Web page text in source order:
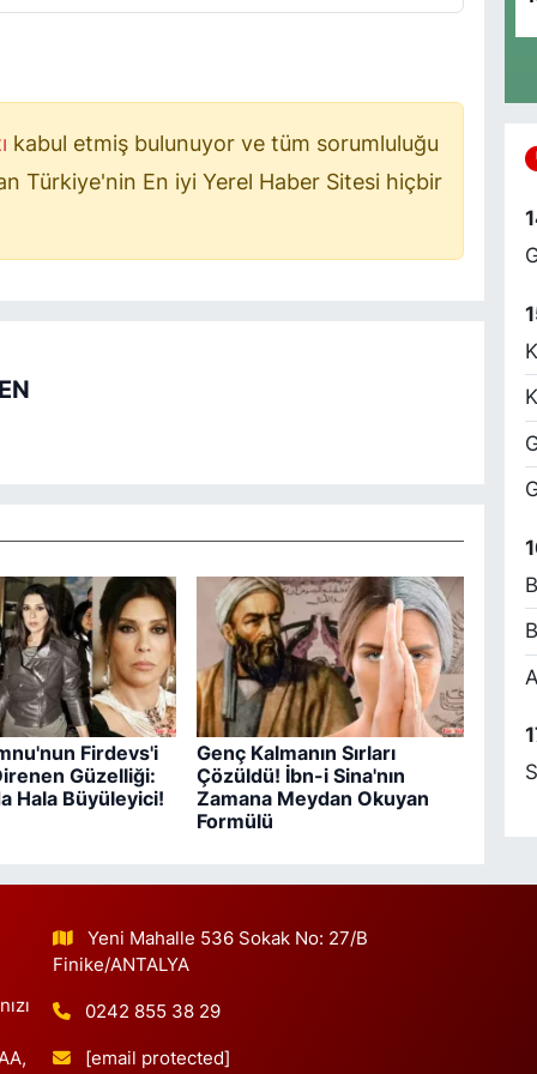
kabul etmiş bulunuyor ve tüm sorumluluğu
Türkiye'nin En iyi Yerel Haber Sitesi hiçbir
Firdevs'i
Güzelliği:
Hala Büyüleyici!
Genç Kalmanın Sırları
Çözüldü! İbn-i Sina'nın
Zamana Meydan Okuyan
Formülü
Yeni Mahalle 536 Sokak No: 27/B
Finike/ANTALYA
0242 855 38 29
[email protected]